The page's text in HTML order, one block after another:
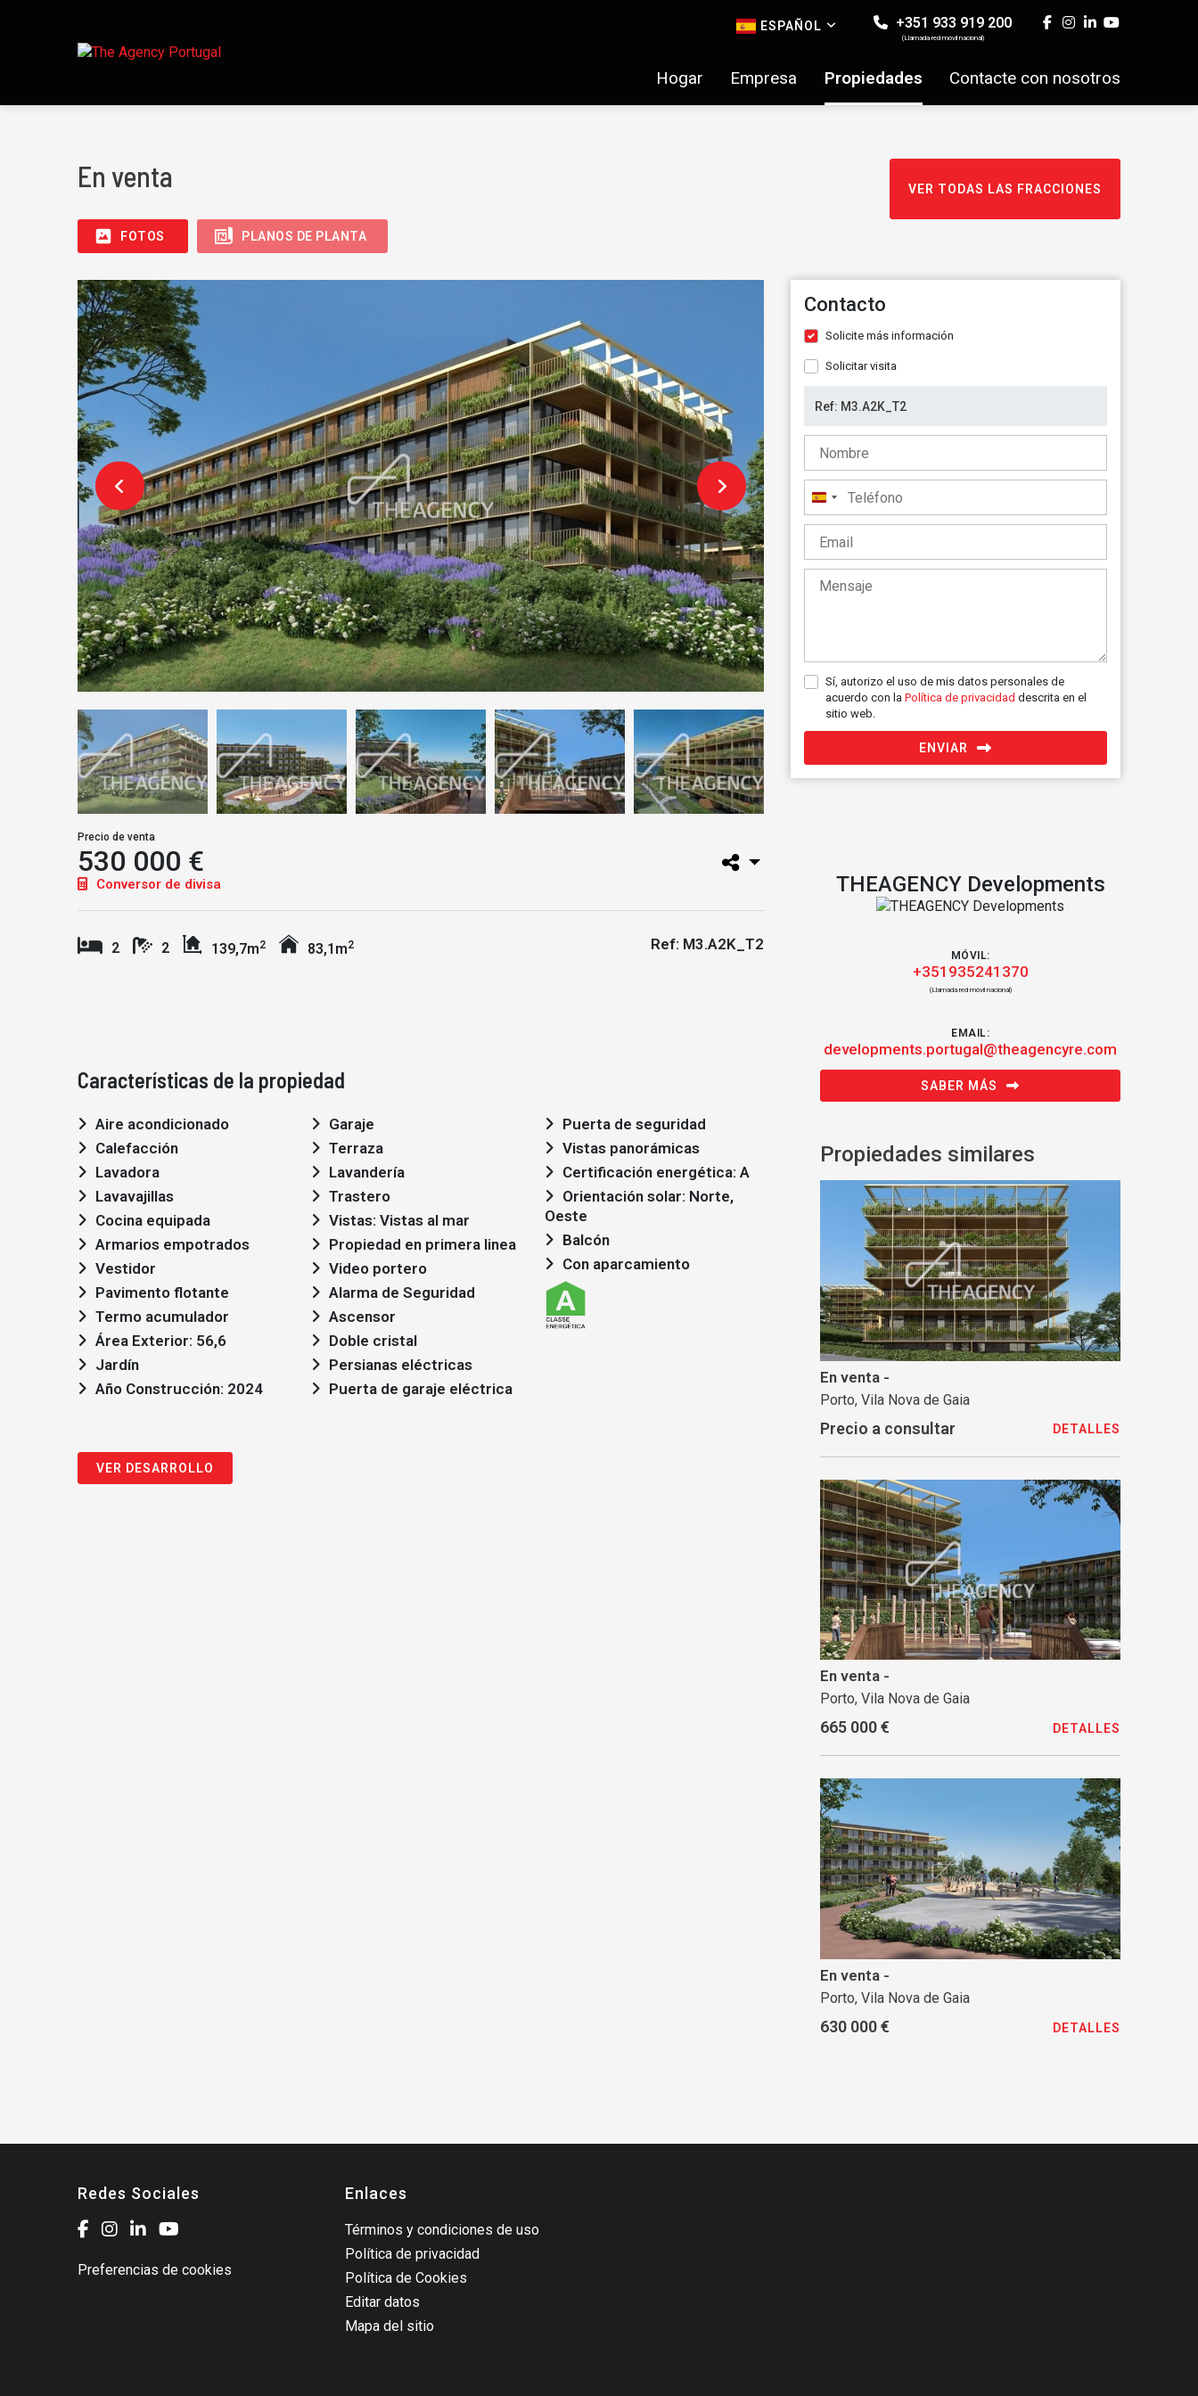
ESPAÑOL +351 933 919 200
(Llamada red móvil nacional)
Hogar Empresa Propiedades Contacte con nosotros
En venta VER TODAS LAS FRACCIONES
FOTOS PLANOS DE PLANTA
Precio de venta
530 000 €
Conversor de divisa
2 2 139,7m2 83,1m2 Ref: M3.A2K_T2
Características de la propiedad
Aire acondicionado
Calefacción
Lavadora
Lavavajillas
Cocina equipada
Armarios empotrados
Vestidor
Pavimento flotante
Termo acumulador
Área Exterior: 56,6
Jardín
Año Construcción: 2024
Garaje
Terraza
Lavandería
Trastero
Vistas: Vistas al mar
Propiedad en primera linea
Video portero
Alarma de Seguridad
Ascensor
Doble cristal
Persianas eléctricas
Puerta de garaje eléctrica
Puerta de seguridad
Vistas panorámicas
Certificación energética: A
Oeste
Balcón
Con aparcamiento
VER DESARROLLO
Contacto
Solicite más información
Solicitar visita
España
+34
Sí, autorizo el uso de mis datos personales de
acuerdo con la Política de privacidad descrita en el
sitio web.
ENVIAR
THEAGENCY Developments
MÓVIL:
+351935241370
(Llamada red móvil nacional)
EMAIL:
developments.portugal@theagencyre.com
SABER MÁS
Propiedades similares
En venta -
Porto, Vila Nova de Gaia
Precio a consultar DETALLES
En venta -
Porto, Vila Nova de Gaia
665 000 € DETALLES
En venta -
Porto, Vila Nova de Gaia
630 000 € DETALLES
Redes Sociales
Preferencias de cookies
Enlaces
Términos y condiciones de uso
Política de privacidad
Política de Cookies
Editar datos
Mapa del sitio